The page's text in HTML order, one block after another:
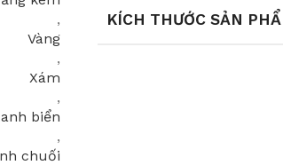
,
Vàng
,
Xám
,
biển
,
chuối
KÍCH THƯỚC SẢN